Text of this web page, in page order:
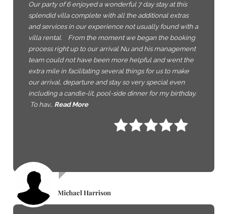
Our party of 6 enjoyed a wonderful 7 day stay at this
splendid villa complete with all the additional extras
and services in our experience not usually found with a
villa rental. From the moment we began the booking
process right up to our arrival Nu and his management
team could not have been more helpful and went the
extra mile in facilitating several things for us to make
our arrival, departure and stay so very special even
including a candle-lit, pool-side dinner for my birthday.
To hav… Read More
Michael Harrison